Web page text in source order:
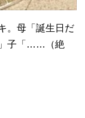
。母「誕生日だ
」子「……（絶